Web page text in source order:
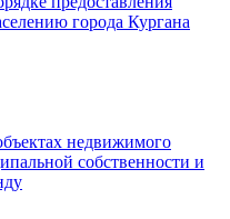
города Кургана
недвижимого
собственности и